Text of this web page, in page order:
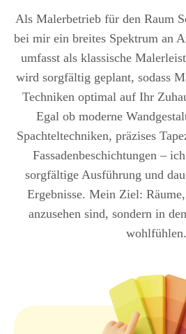
Als Malerbetrieb für den Raum
bei mir ein breites Spektrum an
umfasst als klassische
wird sorgfältig geplant, sodass
Techniken optimal auf Ihr
Egal ob moderne
Spachteltechniken, präzises
Fassadenbeschichtungen –
sorgfältige Ausführung und
Ergebnisse. Mein Ziel:
anzusehen sind, sondern in
wohlfühlen.